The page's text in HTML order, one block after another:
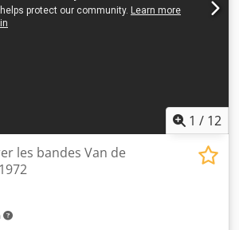
1 / 12
les bandes Van de